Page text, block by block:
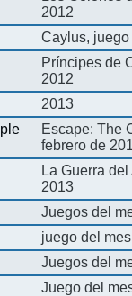
2012
Caylus,
Príncipes de
2012
2013
Escape: The
febrero de
La Guerra
2013
Juegos del
juego del
Juegos del
Juego del